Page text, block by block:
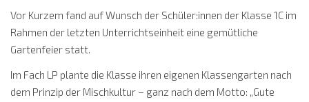
Vor Kurzem fand auf Wunsch der Schüler:innen der Klasse 1C im
Rahmen der letzten Unterrichtseinheit eine gemütliche
Gartenfeier statt.
Im Fach LP plante die Klasse ihren eigenen Klassengarten nach
dem Prinzip der Mischkultur – ganz nach dem Motto: „Gute